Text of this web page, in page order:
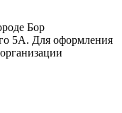
Бор
5А. Для оформления